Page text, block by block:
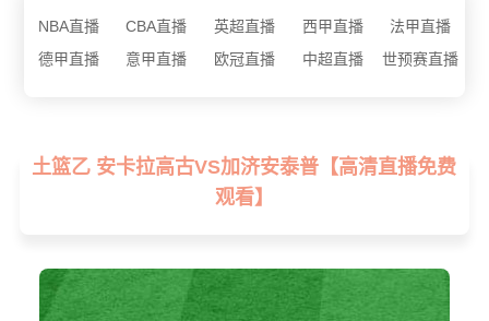
NBA直播 CBA直播 英超直播 西甲直播
法甲直播
德甲直播
意甲直播 欧冠直播 中超直播 世预赛直播
土篮乙 安卡拉高古VS加济安泰普【高清直播免费
观看】